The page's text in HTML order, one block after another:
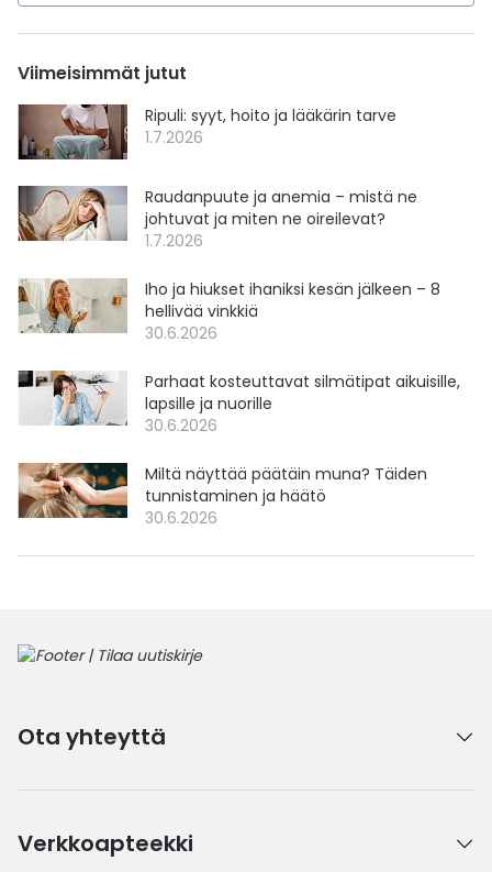
Viimeisimmät jutut
Ripuli: syyt, hoito ja lääkärin tarve
1.7.2026
Raudanpuute ja anemia – mistä ne
johtuvat ja miten ne oireilevat?
1.7.2026
Iho ja hiukset ihaniksi kesän jälkeen – 8
hellivää vinkkiä
30.6.2026
Parhaat kosteuttavat silmätipat aikuisille,
lapsille ja nuorille
30.6.2026
Miltä näyttää päätäin muna? Täiden
tunnistaminen ja häätö
30.6.2026
Ota yhteyttä
Verkkoapteekki